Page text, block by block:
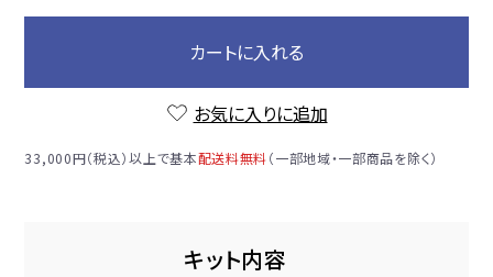
カートに入れる
お気に入りに追加
33,000円（税込）以上で基本配送料無料（一部地域・一部商品を除く）
キット内容